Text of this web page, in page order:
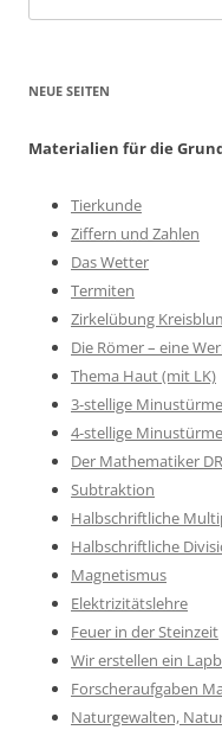
nach:
NEUE SEITEN
Materialien für die
Tierkunde
Ziffern und Zahlen
Das Wetter
Termiten
Zirkelübung
Die Römer – eine
Thema Haut (mit LK)
3-stellige Minustürme
4-stellige Minustürme
Der Mathematiker
Subtraktion
Halbschriftliche
Halbschriftliche
Magnetismus
Elektrizitätslehre
Feuer in der Steinzeit
Wir erstellen ein
Forscheraufgaben
Naturgewalten,